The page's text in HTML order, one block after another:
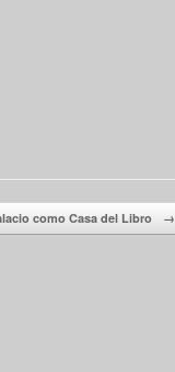
como Casa del Libro →